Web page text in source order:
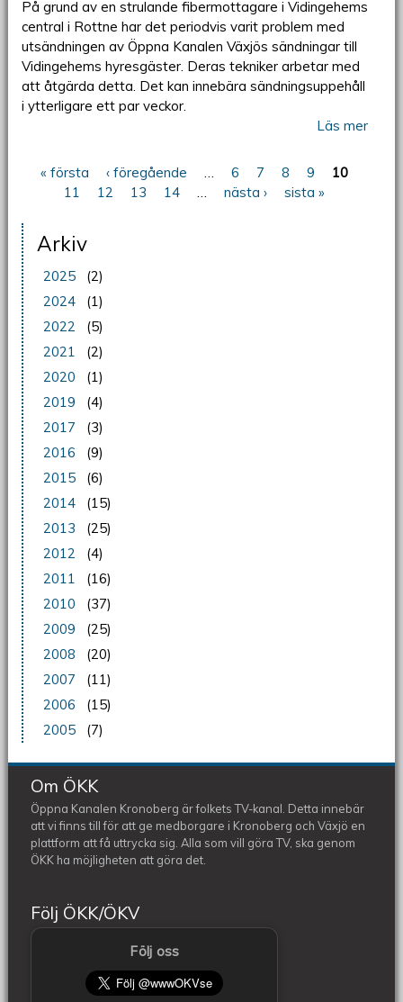
På grund av en strulande fibermottagare i Vidingehems
central i Rottne har det periodvis varit problem med
utsändningen av Öppna Kanalen Växjös sändningar till
Vidingehems hyresgäster. Deras tekniker arbetar med
att åtgärda detta. Det kan innebära sändningsuppehåll
i ytterligare ett par veckor.
Läs mer
Sidor
« första ‹ föregående … 6 7 8 9
10
11
12 13 14 … nästa › sista »
Arkiv
2025
(2)
2024
(1)
2022
(5)
2021
(2)
2020
(1)
2019
(4)
2017
(3)
2016
(9)
2015
(6)
2014
(15)
2013
(25)
2012
(4)
2011
(16)
2010
(37)
2009
(25)
2008
(20)
2007
(11)
2006
(15)
2005
(7)
Om ÖKK
Öppna Kanalen Kronoberg är folkets TV-kanal. Detta innebär
att vi finns till för att ge medborgare i Kronoberg och Växjö en
plattform att få uttrycka sig. Alla som vill göra TV, ska genom
ÖKK ha möjligheten att göra det.
Följ ÖKK/ÖKV
Följ oss